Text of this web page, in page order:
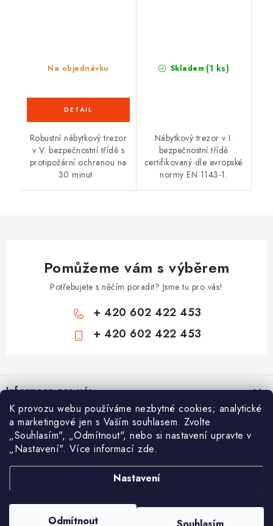
K provozu webu používáme nezbytné cookies; analytické
a marketingové jen s Vaším souhlasem. Zvolte
„Souhlasím", „Odmítnout", nebo si nastavení upravte v
„Nastavení". Více informací zde.
Nastavení
Odmítnout
Na objednávku
Robustní nábytkový trezor
v V. bezpečnostní třídě s
protipožární ochranou na
30 minut
Skladem (1 ks)
Nábytkový trezor v I.
bezpečnostní třídě
certifikovaný dle evropské
normy EN 1143-1.
Pomůžeme vám s výběrem
Potřebujete s něčím poradit? Jsme tu pro vás!
+ 420 602 422 453
+ 420 602 422 453
á
pInformace pro vás
Zámečnické služby
Státní instituce
Bezpečnostní třídy - PYRAMIDA BEZPEČNOSTI
Zabezpečení domů
Nákupní košík
0KS /0 KČ
Vyhledávání
HLEDAT
AAA Trezory VA & MA, s.r.o.
. Všechna práva vyhrazena.Upravit nastavení